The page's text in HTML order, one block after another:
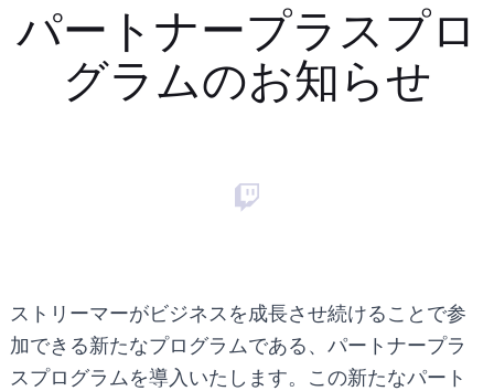
パートナープラスプロ
グラムのお知らせ
ストリーマーがビジネスを成長させ続けることで参
加できる新たなプログラムである、パートナープラ
スプログラムを導入いたします。この新たなパート